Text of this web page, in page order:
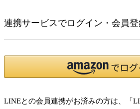
連携サービスでログイン・会員
LINEとの会員連携がお済みの方は、「